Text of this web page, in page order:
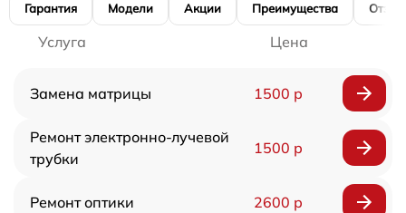
Гарантия Модели Акции Преимущества
Услуга Цена
Замена матрицы 1500 р
Ремонт электронно-лучевой
трубки
1500 р
Ремонт оптики 2600 р